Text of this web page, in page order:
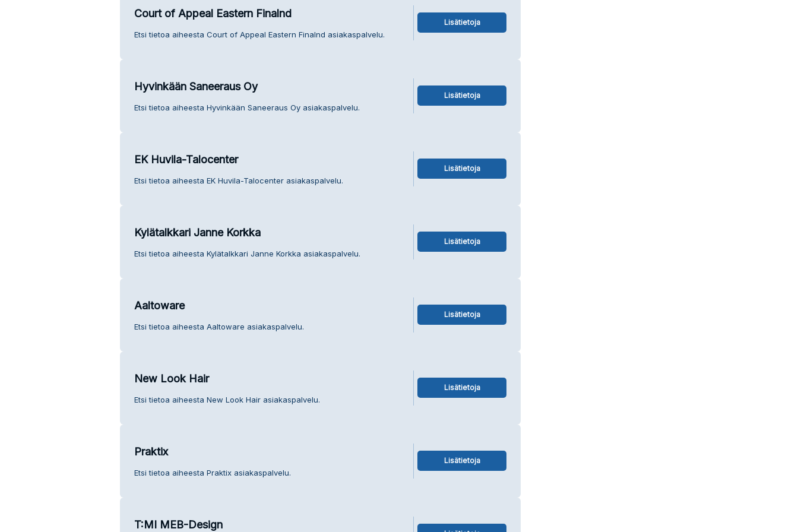
Court of Appeal Eastern Finalnd
Etsi tietoa aiheesta Court of Appeal Eastern Finalnd asiakaspalvelu.
Lisätietoja
Hyvinkään Saneeraus Oy
Etsi tietoa aiheesta Hyvinkään Saneeraus Oy asiakaspalvelu.
Lisätietoja
EK Huvila-Talocenter
Etsi tietoa aiheesta EK Huvila-Talocenter asiakaspalvelu.
Lisätietoja
Kylätalkkari Janne Korkka
Etsi tietoa aiheesta Kylätalkkari Janne Korkka asiakaspalvelu.
Lisätietoja
Aaltoware
Etsi tietoa aiheesta Aaltoware asiakaspalvelu.
Lisätietoja
New Look Hair
Etsi tietoa aiheesta New Look Hair asiakaspalvelu.
Lisätietoja
Praktix
Etsi tietoa aiheesta Praktix asiakaspalvelu.
Lisätietoja
T:MI MEB-Design